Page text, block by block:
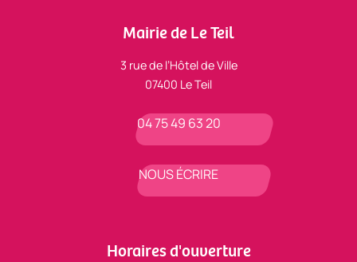
Mairie de Le Teil
3 rue de l’Hôtel de Ville
07400 Le Teil
04 75 49 63 20
NOUS ÉCRIRE
Horaires d'ouverture